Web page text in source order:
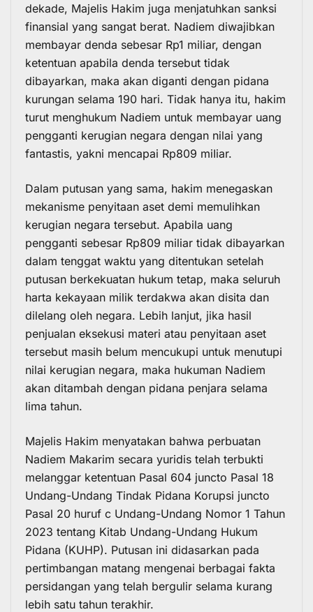
dekade, Majelis Hakim juga menjatuhkan sanksi
finansial yang sangat berat. Nadiem diwajibkan
membayar denda sebesar Rp1 miliar, dengan
ketentuan apabila denda tersebut tidak
dibayarkan, maka akan diganti dengan pidana
kurungan selama 190 hari. Tidak hanya itu, hakim
turut menghukum Nadiem untuk membayar uang
pengganti kerugian negara dengan nilai yang
fantastis, yakni mencapai Rp809 miIiar.
Dalam putusan yang sama, hakim menegaskan
mekanisme penyitaan aset demi memulihkan
kerugian negara tersebut. Apabila uang
pengganti sebesar Rp809 miliar tidak dibayarkan
dalam tenggat waktu yang ditentukan setelah
putusan berkekuatan hukum tetap, maka seluruh
harta kekayaan milik terdakwa akan disita dan
dilelang oleh negara. Lebih lanjut, jika hasil
penjualan eksekusi materi atau penyitaan aset
tersebut masih belum mencukupi untuk menutupi
nilai kerugian negara, maka hukuman Nadiem
akan ditambah dengan pidana penjara selama
lima tahun.
Majelis Hakim menyatakan bahwa perbuatan
Nadiem Makarim secara yuridis telah terbukti
melanggar ketentuan Pasal 604 juncto Pasal 18
Undang-Undang Tindak Pidana Korupsi juncto
Pasal 20 huruf c Undang-Undang Nomor 1 Tahun
2023 tentang Kitab Undang-Undang Hukum
Pidana (KUHP). Putusan ini didasarkan pada
pertimbangan matang mengenai berbagai fakta
persidangan yang telah bergulir selama kurang
lebih satu tahun terakhir.